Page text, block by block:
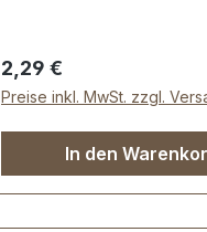
Regulärer Preis:
2,29 €
Preise inkl. MwSt. zzgl.
In den